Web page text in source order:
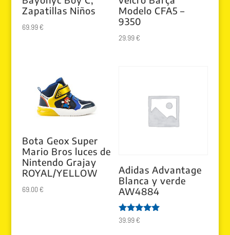
Zapatillas Niños
69.99€
Modelo CFA5 –
9350
29.99€
Bota Geox Super
Mario Bros luces de
Nintendo Grajay
ROYAL/YELLOW
69.00€
Adidas Advantage
Blanca y verde
AW4884
Valorado
39.99€